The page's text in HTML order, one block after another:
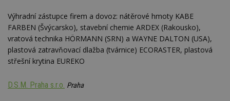
Výhradní zástupce firem a dovoz: nátěrové hmoty KABE
FARBEN (Švýcarsko), stavební chemie ARDEX (Rakousko),
vratová technika HÖRMANN (SRN) a WAYNE DALTON (USA),
plastová zatravňovací dlažba (tvárnice) ECORASTER, plastová
střešní krytina EUREKO
D.S.M. Praha s.r.o. Praha